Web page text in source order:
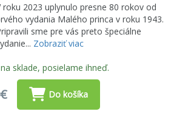
roku 2023 uplynulo presne 80 rokov od
vydania Malého princa v roku 1943.
sme pre vás preto špeciálne
Zobraziť viac
sklade, posielame ihneď.
Do košíka